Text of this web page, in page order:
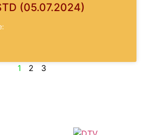
(05.07.2024)
1 2 3